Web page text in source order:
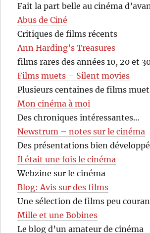
Fait la part belle au cinéma
Abus de Ciné
Critiques de films récents
Ann Harding’s Treasures
films rares des années 10, 20 et
Films muets – Silent movies
Plusieurs centaines de films
Mon cinéma à moi
Des chroniques intéressantes…
Newstrum – notes sur le cinéma
Des présentations bien
Il était une fois le cinéma
Webzine sur le cinéma
Blog: Avis sur des films
Une sélection de films peu
Mille et une Bobines
Le blog d’un amateur de cinéma